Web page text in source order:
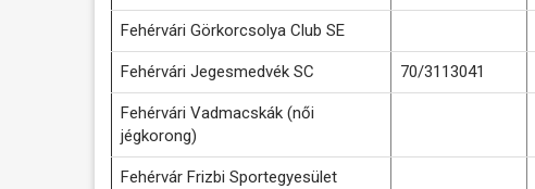
Fehérvári Görkorcsolya Club SE
Fehérvári Jegesmedvék SC 70/3113041
Fehérvári Vadmacskák (női
jégkorong)
Fehérvár Frizbi Sportegyesület